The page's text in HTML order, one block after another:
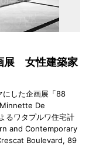
展 女性建築家
にした企画展「88
De
るワタプルワ住宅計
and Contemporary
Boulevard, 89